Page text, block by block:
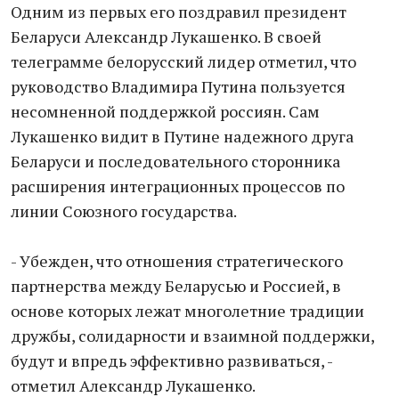
Одним из первых его поздравил президент
Беларуси Александр Лукашенко. В своей
телеграмме белорусский лидер отметил, что
руководство Владимира Путина пользуется
несомненной поддержкой россиян. Сам
Лукашенко видит в Путине надежного друга
Беларуси и последовательного сторонника
расширения интеграционных процессов по
линии Союзного государства.
- Убежден, что отношения стратегического
партнерства между Беларусью и Россией, в
основе которых лежат многолетние традиции
дружбы, солидарности и взаимной поддержки,
будут и впредь эффективно развиваться, -
отметил Александр Лукашенко.